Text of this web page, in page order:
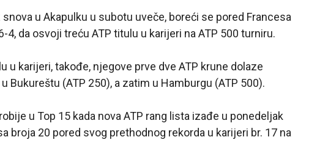
u Akapulku u subotu uveče, boreći se pored Francesa
4, da osvoji treću ATP titulu u karijeri na ATP 500 turniru.
u karijeri, takođe, njegove prve dve ATP krune dolaze
Bukureštu (ATP 250), a zatim u Hamburgu (ATP 500).
u Top 15 kada nova ATP rang lista izađe u ponedeljak
broja 20 pored svog prethodnog rekorda u karijeri br. 17 na